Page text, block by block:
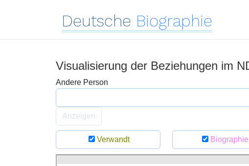
Deutsche Biographie
Visualisierung der Beziehungen im
Andere Person
Anzeigen
Verwandt Biographie